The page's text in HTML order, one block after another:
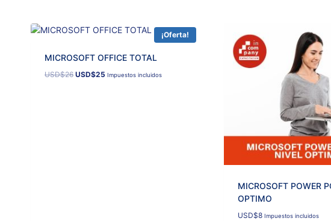
popularidad¡Oferta!
MICROSOFT OFFICE TOTAL
USD$26 El
USD$25 El
Impuestos incluidos
MICROSOFT POWER
OPTIMO
USD$8 Impuestos incluidos